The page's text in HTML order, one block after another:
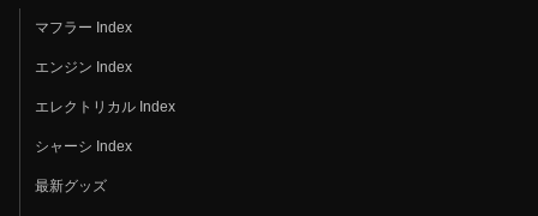
マフラー Index
エンジン Index
エレクトリカル Index
シャーシ Index
最新グッズ